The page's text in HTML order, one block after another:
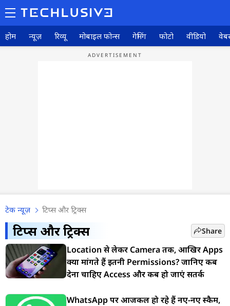
होम न्यूज़ रिव्यू मोबाइल फोन्स गेमिंग फोटो वीडियो
टेक न्यूज़ टिप्स और ट्रिक्स
टिप्स और ट्रिक्स Share
Location से लेकर Camera तक, आखिर Apps
क्यों मांगते हैं इतनी Permissions? जानिए कब
देना चाहिए Access और कब हो जाएं सतर्क
WhatsApp पर आजकल हो रहे हैं नए-नए स्कैम,